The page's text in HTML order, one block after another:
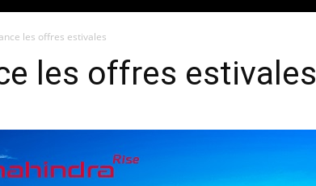
les offres estivales
les offres estivales